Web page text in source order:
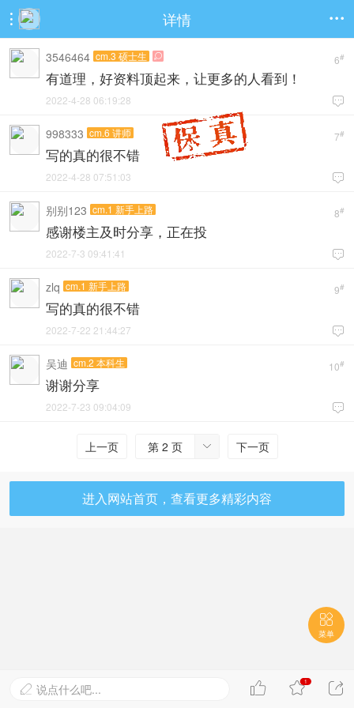
 详情 
6#
3546464 cm.3 硕士生 
有道理，好资料顶起来，让更多的人看到！

2022-4-28 06:19:28
7#
998333 cm.6 讲师
写的真的很不错

2022-4-28 07:51:03
8#
别别123 cm.1 新手上路
感谢楼主及时分享，正在投

2022-7-3 09:41:41
9#
zlq cm.1 新手上路
写的真的很不错

2022-7-22 21:44:27
10#
吴迪 cm.2 本科生
谢谢分享

2022-7-23 09:04:09
上一页 
第 2 页 下一页
进入网站首页，查看更多精彩内容

菜单

1

 说点什么吧...